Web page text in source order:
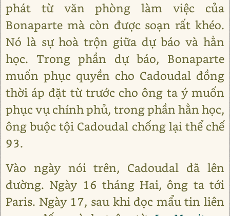
phát từ văn phòng làm việc của
Bonaparte mà còn được soạn rất khéo.
Nó là sự hoà trộn giữa dự báo và hằn
học. Trong phần dự báo, Bonaparte
muốn phục quyền cho Cadoudal đồng
thời áp đặt từ trước cho ông ta ý muốn
phục vụ chính phủ, trong phần hằn học,
ông buộc tội Cadoudal chống lại thể chế
93.
Vào ngày nói trên, Cadoudal đã lên
đường. Ngày 16 tháng Hai, ông ta tới
Paris. Ngày 17, sau khi đọc mẩu tin liên